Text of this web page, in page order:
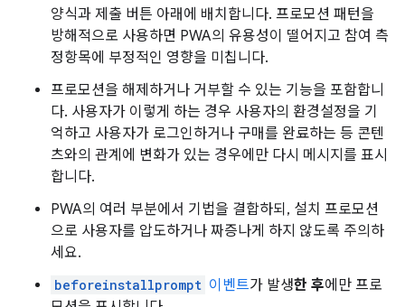
양식과 제출 버튼 아래에 배치합니다. 프로모션 패턴을
방해적으로 사용하면 PWA의 유용성이 떨어지고 참여 측
정항목에 부정적인 영향을 미칩니다.
프로모션을 해제하거나 거부할 수 있는 기능을 포함합니
다. 사용자가 이렇게 하는 경우 사용자의 환경설정을 기
억하고 사용자가 로그인하거나 구매를 완료하는 등 콘텐
츠와의 관계에 변화가 있는 경우에만 다시 메시지를 표시
합니다.
PWA의 여러 부분에서 기법을 결합하되, 설치 프로모션
으로 사용자를 압도하거나 짜증나게 하지 않도록 주의하
세요.
beforeinstallprompt 이벤트가 발생한 후에만 프로